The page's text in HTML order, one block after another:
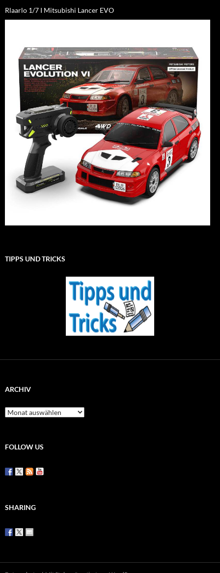
Rlaarlo 1/7 I Mitsubishi Lancer EVO
TIPPS UND TRICKS
ARCHIV
Archiv
FOLLOW US
SHARING